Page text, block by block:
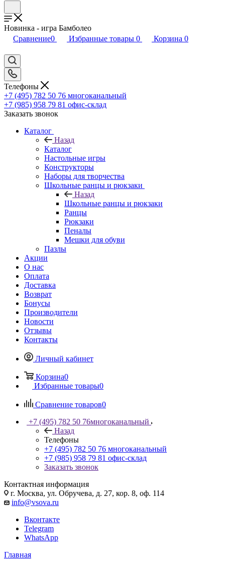
Новинка - игра Бамболео
Сравнение0 Избранные товары 0 Корзина 0
Телефоны
+7 (495) 782 50 76 многоканальный
+7 (985) 958 79 81 офис-склад
Заказать звонок
Каталог
Назад
Каталог
Настольные игры
Конструкторы
Наборы для творчества
Школьные ранцы и рюкзаки
Назад
Школьные ранцы и рюкзаки
Ранцы
Рюкзаки
Пеналы
Мешки для обуви
Пазлы
Акции
О нас
Оплата
Доставка
Возврат
Бонусы
Производители
Новости
Отзывы
Контакты
Личный кабинет
Корзина0
Избранные товары0
Сравнение товаров0
+7 (495) 782 50 76многоканальный
Назад
Телефоны
+7 (495) 782 50 76 многоканальный
+7 (985) 958 79 81 офис-склад
Заказать звонок
Контактная информация
г. Москва, ул. Обручева, д. 27, кор. 8, оф. 114
info@vsova.ru
Вконтакте
Telegram
WhatsApp
Главная